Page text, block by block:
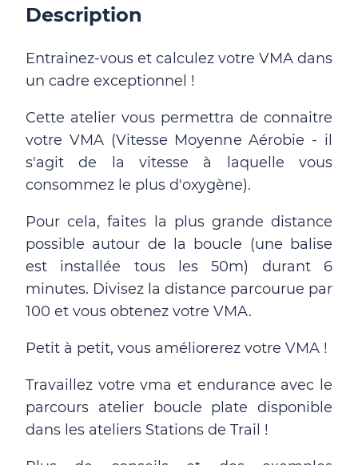
Description
Entrainez-vous et calculez votre VMA dans
un cadre exceptionnel !
Cette atelier vous permettra de connaitre
votre VMA (Vitesse Moyenne Aérobie - il
s'agit de la vitesse à laquelle vous
consommez le plus d'oxygène).
Pour cela, faites la plus grande distance
possible autour de la boucle (une balise
est installée tous les 50m) durant 6
minutes. Divisez la distance parcourue par
100 et vous obtenez votre VMA.
Petit à petit, vous améliorerez votre VMA !
Travaillez votre vma et endurance avec le
parcours atelier boucle plate disponible
dans les ateliers Stations de Trail !